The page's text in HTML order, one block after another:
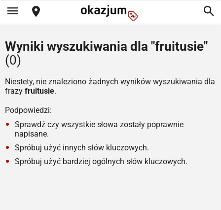
Wyniki wyszukiwania dla "fruitusie"
(0)
Niestety, nie znaleziono żadnych wyników wyszukiwania dla
frazy fruitusie.
Podpowiedzi:
Sprawdź czy wszystkie słowa zostały poprawnie
napisane.
Spróbuj użyć innych słów kluczowych.
Spróbuj użyć bardziej ogólnych słów kluczowych.